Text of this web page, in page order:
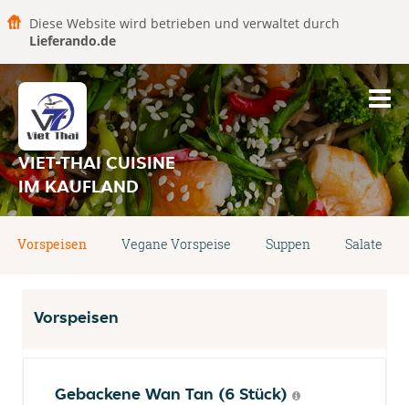
Diese Website wird betrieben und verwaltet durch
Lieferando.de
VIET-THAI CUISINE
IM KAUFLAND
Vorspeisen Vegane Vorspeise Suppen Salate
Vorspeisen
Gebackene Wan Tan (6 Stück)